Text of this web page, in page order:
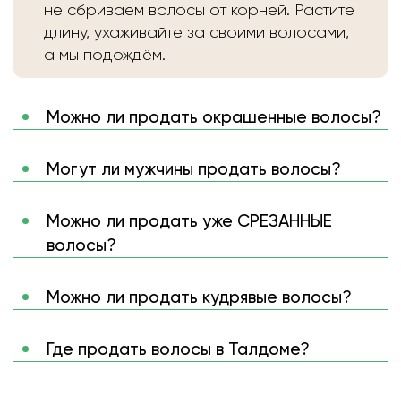
не сбриваем волосы от корней. Растите
длину, ухаживайте за своими волосами,
а мы подождём.
Можно ли продать окрашенные волосы?
Могут ли мужчины продать волосы?
Можно ли продать уже СРЕЗАННЫЕ
волосы?
Можно ли продать кудрявые волосы?
Где продать волосы в Талдоме?